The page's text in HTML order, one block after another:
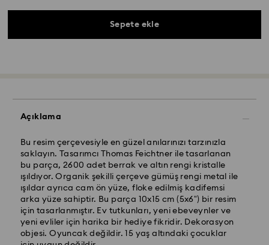
Sepete ekle
Açıklama
Bu resim çerçevesiyle en güzel anılarınızı tarzınızla
saklayın. Tasarımcı Thomas Feichtner ile tasarlanan
bu parça, 2600 adet berrak ve altın rengi kristalle
ışıldıyor. Organik şekilli çerçeve gümüş rengi metal ile
ışıldar ayrıca cam ön yüze, floke edilmiş kadifemsi
arka yüze sahiptir. Bu parça 10x15 cm (5x6”) bir resim
için tasarlanmıştır. Ev tutkunları, yeni ebeveynler ve
yeni evliler için harika bir hediye fikridir. Dekorasyon
objesi. Oyuncak değildir. 15 yaş altındaki çocuklar
Yurtiçi Kargo ve Koley Gelsin- Kolay Gelsin & Yurtiçi
Kargo
Pazartesiden cumaya saat 13.00’a (TRT) kadar
verilen siparişler aynı iş gününde işleme alınır ve